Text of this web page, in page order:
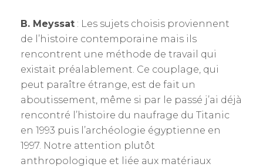
B. Meyssat : Les sujets choisis proviennent
de l’histoire contemporaine mais ils
rencontrent une méthode de travail qui
existait préalablement. Ce couplage, qui
peut paraître étrange, est de fait un
aboutissement, même si par le passé j’ai déjà
rencontré l’histoire du naufrage du Titanic
en 1993 puis l’archéologie égyptienne en
1997. Notre attention plutôt
anthropologique et liée aux matériaux